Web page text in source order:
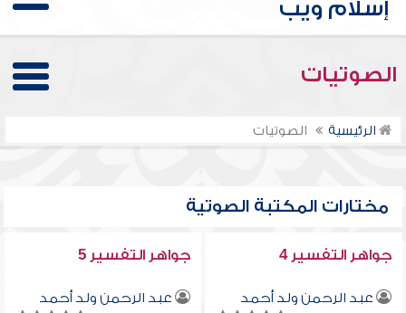
الصوتيات
الرئيسية الصوتيات
مختارات المكتبة الصوتية
جواهر التفسير 4
عبد الرحمن ولد أحمد
جواهر التفسير 5
عبد الرحمن ولد أحمد